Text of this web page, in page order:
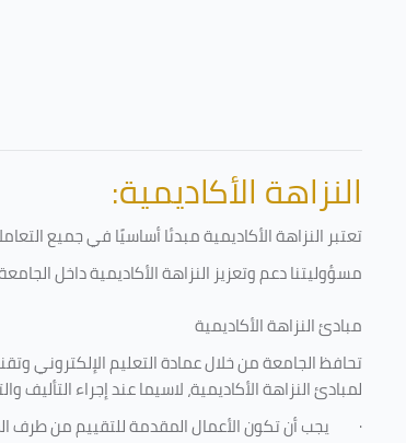
النزاهة الأكاديمية:
تعتبر النزاهة الأكاديمية مبدئا أساسيًا في جميع
مسؤوليتنا دعم وتعزيز النزاهة الأكاديمية داخل
مبادئ النزاهة الأكاديمية
تحافظ الجامعة من خلال عمادة التعليم الإلكتروني
لمبادئ النزاهة الأكاديمية، لاسيما عند إجراء التأليف
· يجب أن تكون الأعمال المقدمة للتقييم من طرف